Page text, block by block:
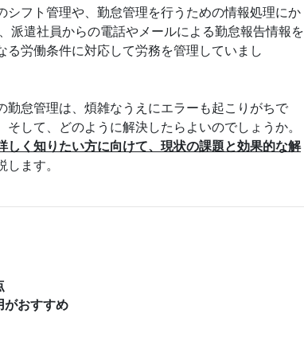
フト管理や、勤怠管理を行うための情報処理にか
派遣社員からの電話やメールによる勤怠報告情報を
労働条件に対応して労務を管理していまし
怠管理は、煩雑なうえにエラーも起こりがちで
して、どのように解決したらよいのでしょうか。
しく知りたい方に向けて、現状の課題と効果的な解
ます。
がおすすめ